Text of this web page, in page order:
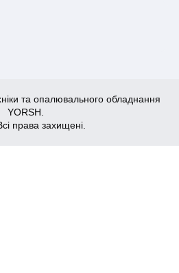
та опалювального обладнання
YORSH.
права захищені.